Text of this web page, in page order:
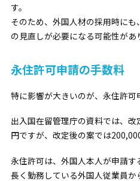
す。
そのため、外国人材の採用時に
の見直しが必要になる可能性があ
永住許可申請の手数料
特に影響が大きいのが、永住許可
出入国在留管理庁の資料では、
円ですが、改定後の案では
永住許可は、外国人本人が申請す
長く勤務している外国人従業員